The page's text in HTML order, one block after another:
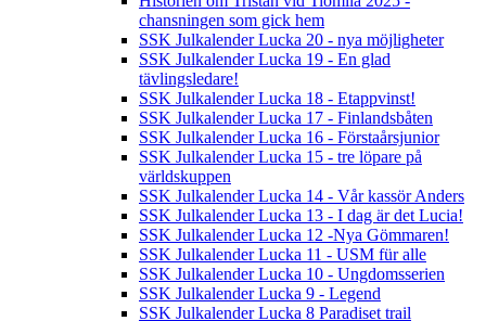
chansningen som gick hem
SSK Julkalender Lucka 20 - nya möjligheter
SSK Julkalender Lucka 19 - En glad
tävlingsledare!
SSK Julkalender Lucka 18 - Etappvinst!
SSK Julkalender Lucka 17 - Finlandsbåten
SSK Julkalender Lucka 16 - Förstaårsjunior
SSK Julkalender Lucka 15 - tre löpare på
världskuppen
SSK Julkalender Lucka 14 - Vår kassör Anders
SSK Julkalender Lucka 13 - I dag är det Lucia!
SSK Julkalender Lucka 12 -Nya Gömmaren!
SSK Julkalender Lucka 11 - USM für alle
SSK Julkalender Lucka 10 - Ungdomsserien
SSK Julkalender Lucka 9 - Legend
SSK Julkalender Lucka 8 Paradiset trail